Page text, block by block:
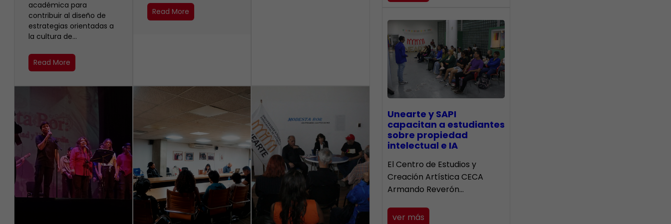
académica para
contribuir al diseño de
estrategias orientadas a
la cultura de…
Read More
Read More
Unearte y SAPI
capacitan a estudiantes
sobre propiedad
intelectual e IA
El Centro de Estudios y
Creación Artística CECA
Armando Reverón…
ver más